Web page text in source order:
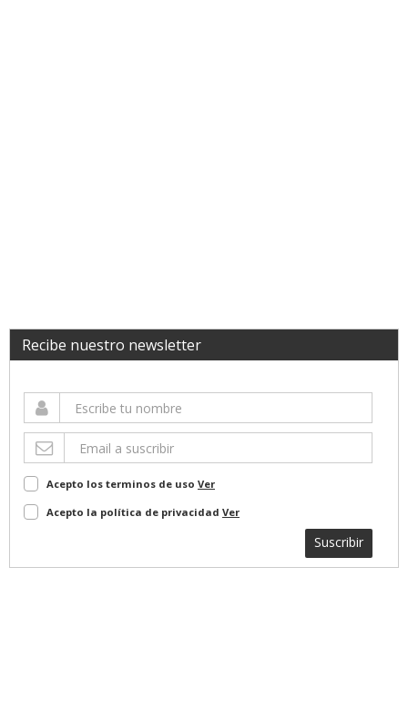
Recibe nuestro newsletter
Acepto los terminos de uso Ver
Acepto la política de privacidad Ver
Suscribir